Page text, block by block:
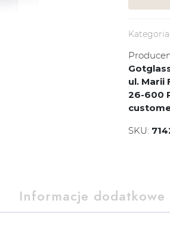
ul. Marii
26-600
SKU:
Informacje dodatkowe